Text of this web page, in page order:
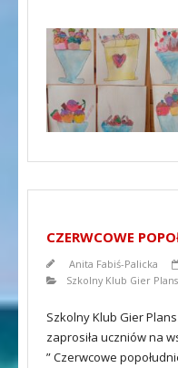
CZERWCOWE
Anita Fabiś-Palicka
Szkolny Klub Gier
Szkolny Klub Gier
zaprosiła uczniów na
” Czerwcowe